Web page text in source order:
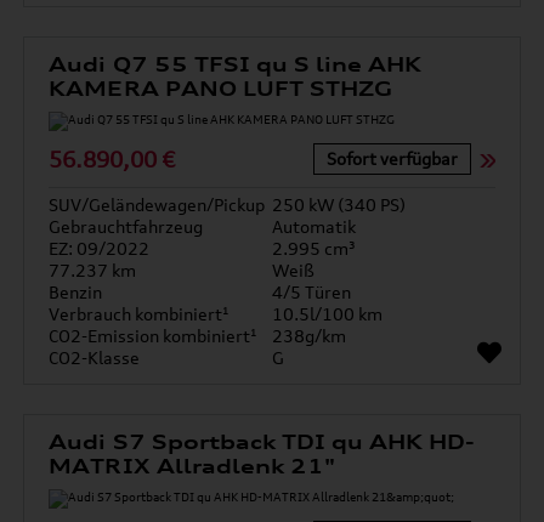
Audi Q7 55 TFSI qu S line AHK
KAMERA PANO LUFT STHZG
56.890,00 € Sofort verfügbar
SUV/Geländewagen/Pickup 250 kW (340 PS)
Gebrauchtfahrzeug
Automatik
EZ: 09/2022
2.995 cm³
77.237 km
Weiß
Benzin
4/5 Türen
Verbrauch kombiniert¹
10.5l/100 km
CO2-Emission kombiniert¹
238g/km
CO2-Klasse
G
Audi S7 Sportback TDI qu AHK HD-
MATRIX Allradlenk 21"